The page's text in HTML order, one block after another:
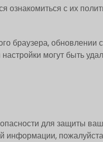
с их
браузера,
могут быть
для защиты